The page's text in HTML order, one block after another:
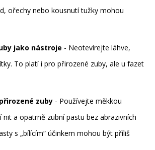
ořechy nebo kousnutí tužky mohou
jako nástroje - Neotevírejte láhve,
To platí i pro přirozené zuby, ale u fazet
zuby - Používejte měkkou
nit a opatrně zubní pastu bez abrazivních
s „bílícím“ účinkem mohou být příliš